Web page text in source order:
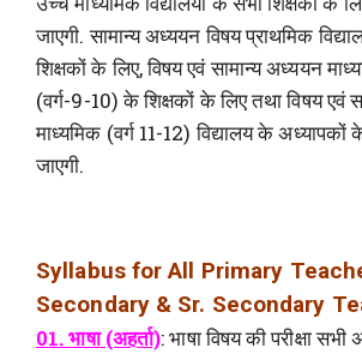
जाएगी. सामान्य अध्ययन विषय प्राथमिक
शिक्षकों के लिए, विषय एवं सामान्य अध्ययन
(वर्ग-9-10) के शिक्षकों के लिए तथा विषय एवं
माध्यमिक (वर्ग 11-12) विद्यालय के
जाएगी.
Syllabus for All Primary
Secondary & Sr. Secondary
01. भाषा (अहर्ता): भाषा विषय की परीक्षा सभी